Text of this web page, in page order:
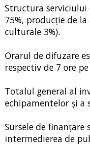
Structura serviciului
75%, producție de
culturale 3%).
Orarul de difuzare
respectiv de 7 ore
Totalul general al
echipamentelor și a
Sursele de
intermedierea de